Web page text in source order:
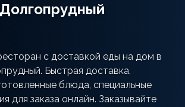
Долгопрудный
с доставкой еды на дом в
Быстрая доставка,
блюда, специальные
для заказа онлайн. Заказывайте